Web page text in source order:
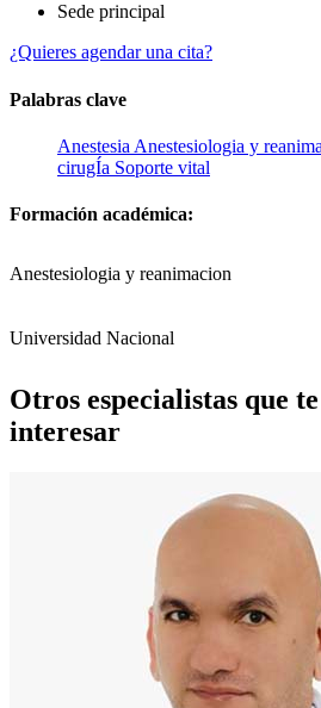
Sede principal
¿Quieres agendar una cita?
Palabras clave
Anestesia Anestesiologia y
cirugÍa Soporte vital
Formación académica:
Anestesiologia y reanimacion
Universidad Nacional
Otros especialistas que
interesar